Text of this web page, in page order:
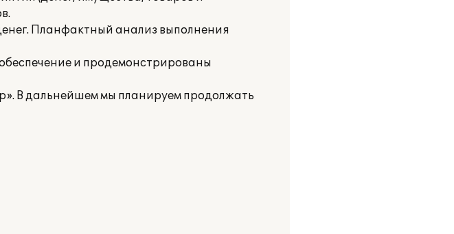
Планфактный анализ выполнения
и продемонстрированы
В дальнейшем мы планируем продолжать